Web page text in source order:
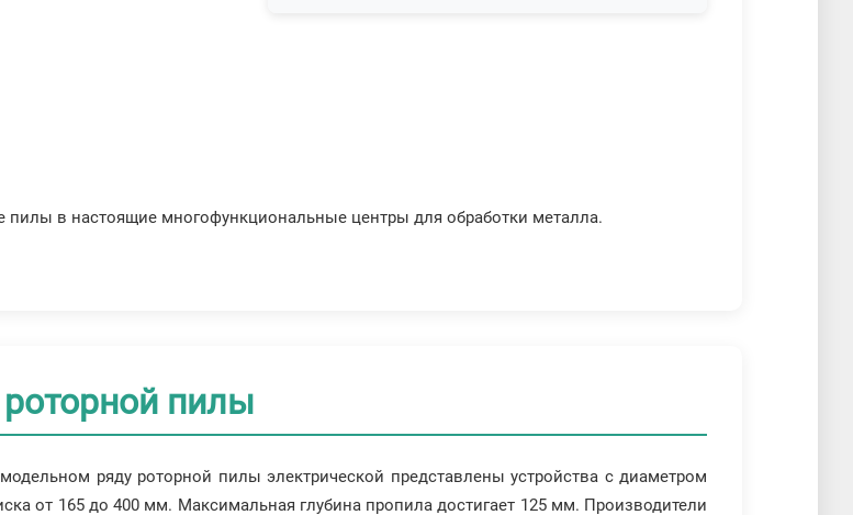
в настоящие многофункциональные центры для обработки металла.
роторной пилы
ряду роторной пилы электрической представлены устройства с диаметром
от 165 до 400 мм. Максимальная глубина пропила достигает 125 мм. Производители